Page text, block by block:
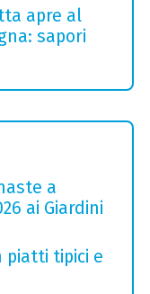
apre al
sapori
a
ai Giardini
piatti tipici e